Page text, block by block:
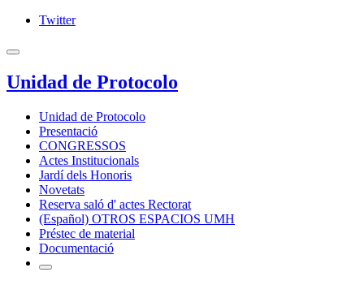
Twitter
Unidad de Protocolo
Unidad de Protocolo
Presentació
CONGRESSOS
Actes Institucionals
Jardí dels Honoris
Novetats
Reserva saló d' actes Rectorat
(Español) OTROS ESPACIOS UMH
Préstec de material
Documentació